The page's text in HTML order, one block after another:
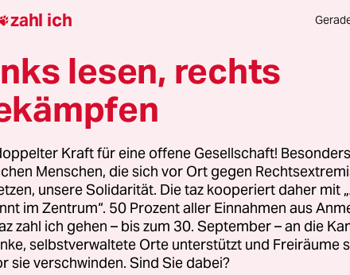
vollständigen Ergebnissen zufolge
jedoch verfehlt. Die
Andrej Plenković kam
Prozent der Wahllokale auf 60 der
damit auf sechs weniger als bei
am Mittwoch in dem EU-Land zum
lag bei mehr als 50
hoch. Nach einem erbitterten
Plenković und seinem
Sozialdemokrat Zoran Milanović,
zahl ich
lesen, rechts
Kraft für eine offene Gesellschaft!
Menschen, die sich vor Ort gegen
unsere Solidarität. Die taz kooperiert daher mit
im Zentrum“. 50 Prozent aller Einnahmen aus
zahl ich gehen – bis zum 30. September – an die
selbstverwaltete Orte unterstützt und Freiräume
sie verschwinden. Sind Sie dabei?